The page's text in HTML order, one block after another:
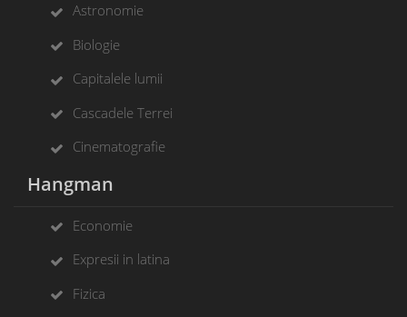
Astronomie
Biologie
Capitalele lumii
Cascadele Terrei
Cinematografie
Hangman
Economie
Expresii in latina
Fizica